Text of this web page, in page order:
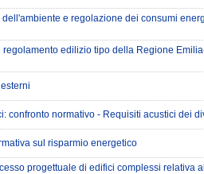
e regolazione dei consumi
regolamento edilizio tipo della Regione
confronto normativo - Requisiti acustici dei
sul risparmio energetico
progettuale di edifici complessi relativa